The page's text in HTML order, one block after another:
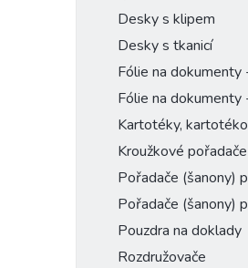
Desky s klipem
Desky s tkanicí
Fólie na dokumenty
Fólie na dokumenty
Kartotéky,
Kroužkové pořadače
Pořadače (šanony)
Pořadače (šanony)
Pouzdra na doklady
Rozdružovače